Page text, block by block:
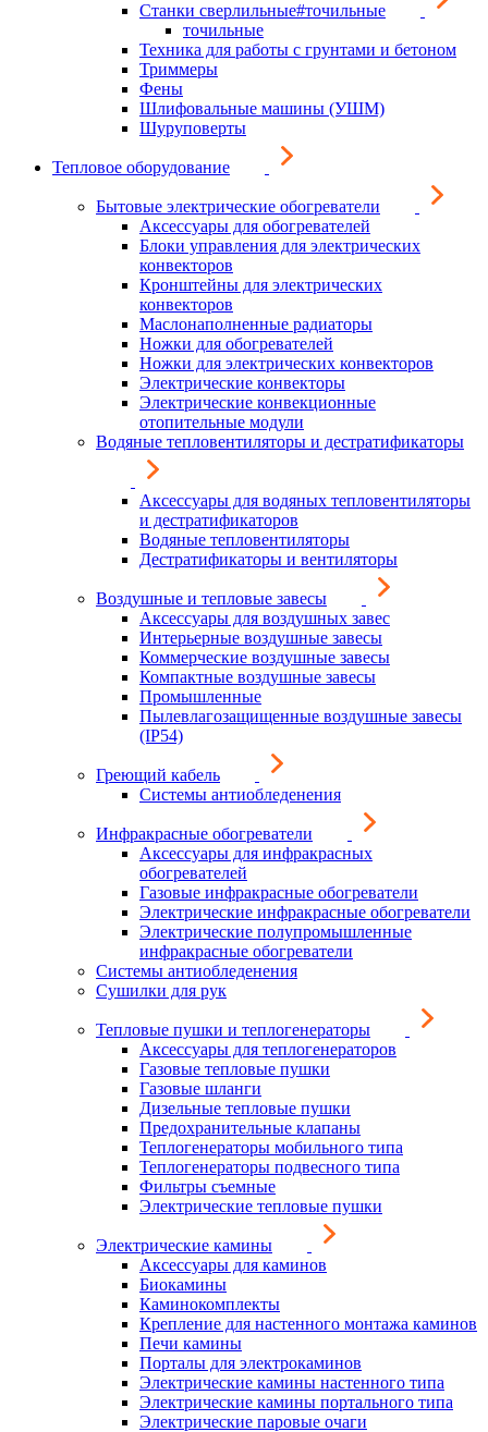
Станки сверлильные#точильные
точильные
Техника для работы с грунтами и бетоном
Триммеры
Фены
Шлифовальные машины (УШМ)
Шуруповерты
Тепловое оборудование
Бытовые электрические обогреватели
Аксессуары для обогревателей
Блоки управления для электрических
конвекторов
Кронштейны для электрических
конвекторов
Маслонаполненные радиаторы
Ножки для обогревателей
Ножки для электрических конвекторов
Электрические конвекторы
Электрические конвекционные
отопительные модули
Водяные тепловентиляторы и дестратификаторы
Аксессуары для водяных тепловентиляторы
и дестратификаторов
Водяные тепловентиляторы
Дестратификаторы и вентиляторы
Воздушные и тепловые завесы
Аксессуары для воздушных завес
Интерьерные воздушные завесы
Коммерческие воздушные завесы
Компактные воздушные завесы
Промышленные
Пылевлагозащищенные воздушные завесы
(IP54)
Греющий кабель
Системы антиобледенения
Инфракрасные обогреватели
Аксессуары для инфракрасных
обогревателей
Газовые инфракрасные обогреватели
Электрические инфракрасные обогреватели
Электрические полупромышленные
инфракрасные обогреватели
Системы антиобледенения
Сушилки для рук
Тепловые пушки и теплогенераторы
Аксессуары для теплогенераторов
Газовые тепловые пушки
Газовые шланги
Дизельные тепловые пушки
Предохранительные клапаны
Теплогенераторы мобильного типа
Теплогенераторы подвесного типа
Фильтры съемные
Электрические тепловые пушки
Электрические камины
Аксессуары для каминов
Биокамины
Каминокомплекты
Крепление для настенного монтажа каминов
Печи камины
Порталы для электрокаминов
Электрические камины настенного типа
Электрические камины портального типа
Электрические паровые очаги